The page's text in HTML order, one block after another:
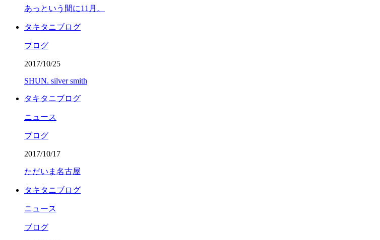
あっという間に11月。
タキタニブログ
ブログ
2017/10/25
SHUN. silver smith
タキタニブログ
ニュース
ブログ
2017/10/17
ただいま名古屋
タキタニブログ
ニュース
ブログ